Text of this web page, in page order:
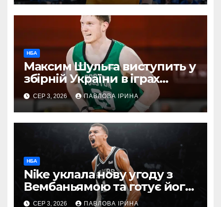
на ЧС-2027
НБА
Максим Шульга виступить у
збірній України в іграх
проти Греції та Чорногорії
СЕР 3, 2026 ПАВЛОВА ІРИНА
НБА
Nike уклала нову угоду з
Вембаньямою та готує його
першу колекцію кросівок
СЕР 3, 2026 ПАВЛОВА ІРИНА